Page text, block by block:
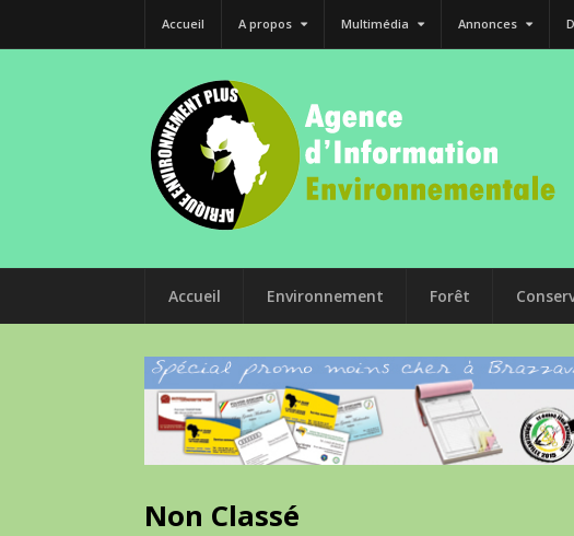
Accueil A propos Multimédia Annonces
Accueil Environnement Forêt
Non Classé